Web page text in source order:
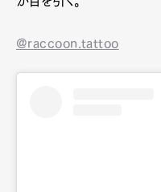
@raccoon.tattoo